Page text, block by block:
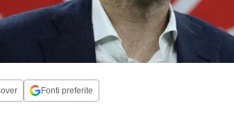
Fonti preferite